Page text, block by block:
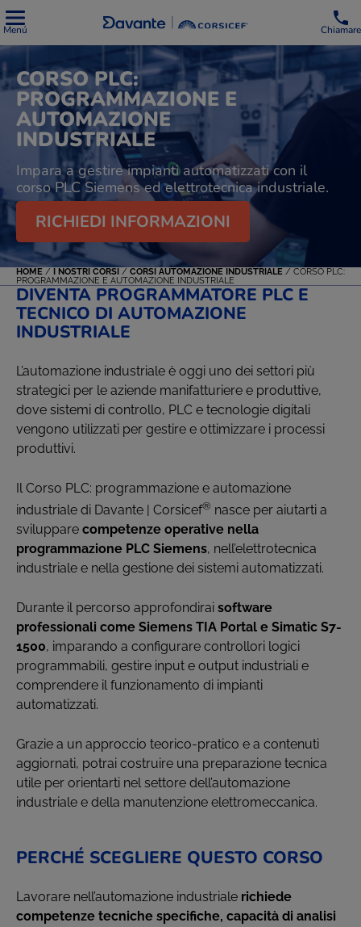
Menú Chiamare
CORSO PLC:
PROGRAMMAZIONE E
AUTOMAZIONE
INDUSTRIALE
Impara a gestire impianti automatizzati con il
corso PLC Siemens ed elettrotecnica industriale.
RICHIEDI INFORMAZIONI
HOME / I NOSTRI CORSI / CORSI AUTOMAZIONE INDUSTRIALE / CORSO PLC:
PROGRAMMAZIONE E AUTOMAZIONE INDUSTRIALE
DIVENTA PROGRAMMATORE PLC E
TECNICO DI AUTOMAZIONE
INDUSTRIALE
L’automazione industriale è oggi uno dei settori più
strategici per le aziende manifatturiere e produttive,
dove sistemi di controllo, PLC e tecnologie digitali
vengono utilizzati per gestire e ottimizzare i processi
produttivi.
Il Corso PLC: programmazione e automazione
industriale di Davante | Corsicef® nasce per aiutarti a
sviluppare competenze operative nella
programmazione PLC Siemens, nell’elettrotecnica
industriale e nella gestione dei sistemi automatizzati.
Durante il percorso approfondirai software
professionali come Siemens TIA Portal e Simatic S7-
1500, imparando a configurare controllori logici
programmabili, gestire input e output industriali e
comprendere il funzionamento di impianti
automatizzati.
Grazie a un approccio teorico-pratico e a contenuti
aggiornati, potrai costruire una preparazione tecnica
utile per orientarti nel settore dell’automazione
industriale e della manutenzione elettromeccanica.
PERCHÉ SCEGLIERE QUESTO CORSO
Lavorare nell’automazione industriale richiede
competenze tecniche specifiche, capacità di analisi